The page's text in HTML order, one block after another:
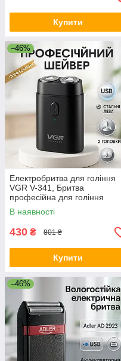
Купити
–46%
Електробритва для гоління
VGR V-341, Бритва
професійна для гоління
Електричне бездротове OZ-
90
В наявності
430 ₴ 801 ₴
Купити
–46%